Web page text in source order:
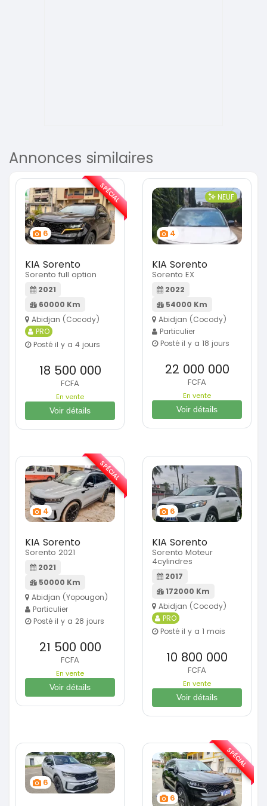
Annonces similaires
6
KIA Sorento
Sorento full option
2021
60000 Km
Abidjan (Cocody)
PRO
Posté il y a 4 jours
18 500 000
FCFA
En vente
Voir détails
SPÉCIAL
4
NEUF
KIA Sorento
Sorento EX
2022
54000 Km
Abidjan (Cocody)
Particulier
Posté il y a 18 jours
22 000 000
FCFA
En vente
Voir détails
4
KIA Sorento
Sorento 2021
2021
50000 Km
Abidjan (Yopougon)
Particulier
Posté il y a 28 jours
21 500 000
FCFA
En vente
Voir détails
SPÉCIAL
6
KIA Sorento
Sorento Moteur
4cylindres
2017
172000 Km
Abidjan (Cocody)
PRO
Posté il y a 1 mois
10 800 000
FCFA
En vente
Voir détails
6
6
SPÉCIAL